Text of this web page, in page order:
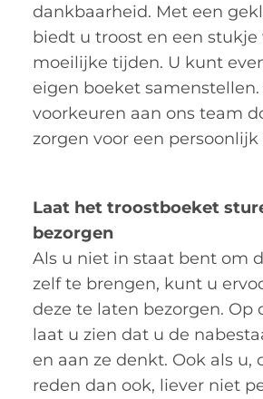
dankbaarheid. Met een
biedt u troost en een stukje
moeilijke tijden. U kunt
eigen boeket samenstellen.
voorkeuren aan ons team
zorgen voor een
Laat het troostboeket
bezorgen
Als u niet in staat bent om
zelf te brengen, kunt u
deze te laten bezorgen. Op
laat u zien dat u de
en aan ze denkt. Ook als u,
reden dan ook, liever niet